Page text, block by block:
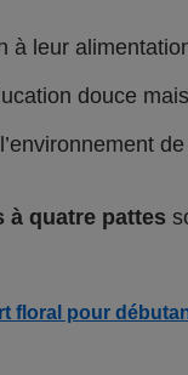
à leur
douce
à quatre pattes
floral pour